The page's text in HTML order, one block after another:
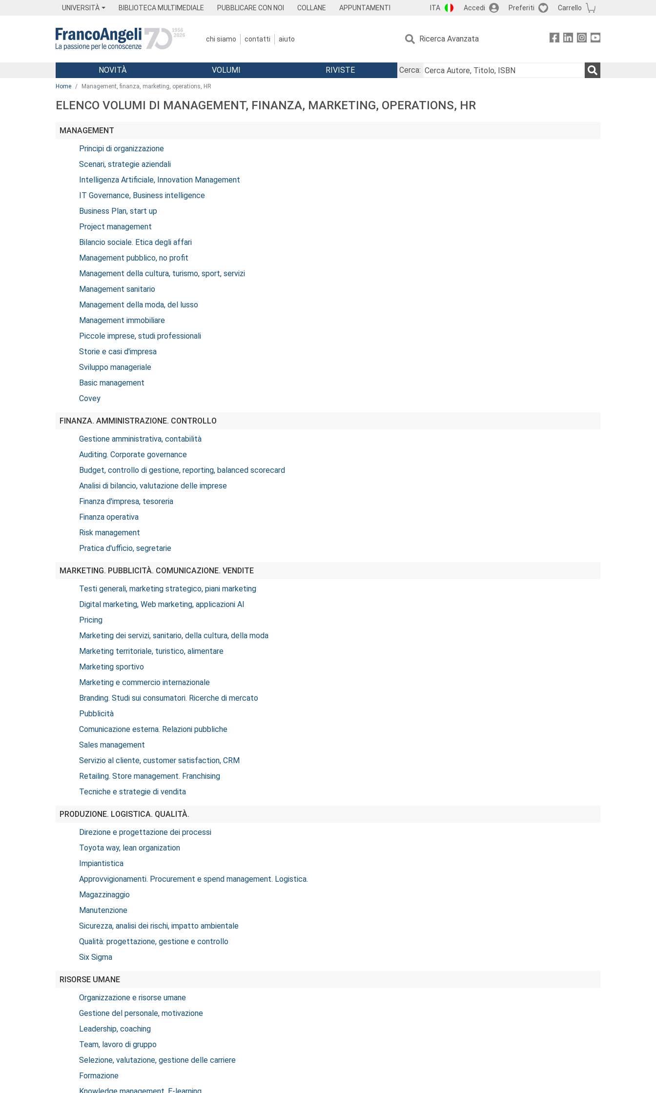
UNIVERSITÀ BIBLIOTECA MULTIMEDIALE PUBBLICARE CON NOI COLLANE APPUNTAMENTI ITA Accedi Preferiti Carrello
chi siamo contatti aiuto Ricerca Avanzata
Menu
NOVITÀ VOLUMI RIVISTE
Cerca:
Home Management, finanza, marketing, operations, HR
ELENCO VOLUMI DI MANAGEMENT, FINANZA, MARKETING, OPERATIONS, HR
MANAGEMENT
Principi di organizzazione
Scenari, strategie aziendali
Intelligenza Artificiale, Innovation Management
IT Governance, Business intelligence
Business Plan, start up
Project management
Bilancio sociale. Etica degli affari
Management pubblico, no profit
Management della cultura, turismo, sport, servizi
Management sanitario
Management della moda, del lusso
Management immobiliare
Piccole imprese, studi professionali
Storie e casi d'impresa
Sviluppo manageriale
Basic management
Covey
FINANZA. AMMINISTRAZIONE. CONTROLLO
Gestione amministrativa, contabilità
Auditing. Corporate governance
Budget, controllo di gestione, reporting, balanced scorecard
Analisi di bilancio, valutazione delle imprese
Finanza d'impresa, tesoreria
Finanza operativa
Risk management
Pratica d'ufficio, segretarie
MARKETING. PUBBLICITÀ. COMUNICAZIONE. VENDITE
Testi generali, marketing strategico, piani marketing
Digital marketing, Web marketing, applicazioni AI
Pricing
Marketing dei servizi, sanitario, della cultura, della moda
Marketing territoriale, turistico, alimentare
Marketing sportivo
Marketing e commercio internazionale
Branding. Studi sui consumatori. Ricerche di mercato
Pubblicità
Comunicazione esterna. Relazioni pubbliche
Sales management
Servizio al cliente, customer satisfaction, CRM
Retailing. Store management. Franchising
Tecniche e strategie di vendita
PRODUZIONE. LOGISTICA. QUALITÀ.
Direzione e progettazione dei processi
Toyota way, lean organization
Impiantistica
Approvvigionamenti. Procurement e spend management. Logistica.
Magazzinaggio
Manutenzione
Sicurezza, analisi dei rischi, impatto ambientale
Qualità: progettazione, gestione e controllo
Six Sigma
RISORSE UMANE
Organizzazione e risorse umane
Gestione del personale, motivazione
Leadership, coaching
Team, lavoro di gruppo
Selezione, valutazione, gestione delle carriere
Formazione